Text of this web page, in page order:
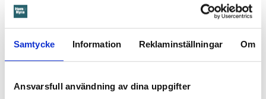
Samtycke Information Reklaminställningar Om
Ansvarsfull användning av dina uppgifter
I våras kallar tingsrätten till förhandling. Men mamman
dyker aldrig upp. Domstolen fattar därför en tredskodom.
Det vill säga en dom som kan meddelas när en part inte har
svarat eller kommer till förhandlingen. En sådan dom
innebär nästan alltid att den som står bakom stämningen, i